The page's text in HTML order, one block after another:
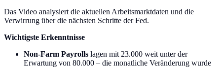
Das Video analysiert die aktuellen Arbeitsmarktdaten und die
Verwirrung über die nächsten Schritte der Fed.
Wichtigste Erkenntnisse
Non-Farm Payrolls lagen mit 23.000 weit unter der
Erwartung von 80.000 – die monatliche Veränderung wurde